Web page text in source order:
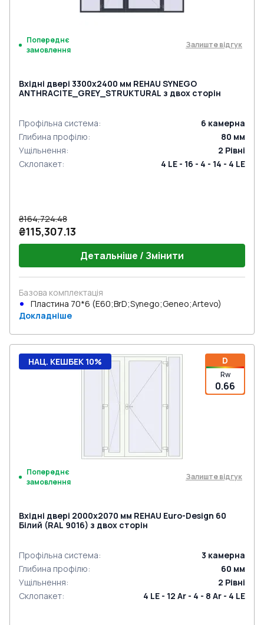
Попереднє
замовлення
Залиште відгук
Вхідні двері 3300x2400 мм REHAU SYNEGO
ANTHRACITE_GREY_STRUKTURAL з двох сторін
Профільна система: 6 камерна
Глибина профілю: 80 мм
Ущільнення: 2 Рівні
Склопакет: 4 LE - 16 - 4 - 14 - 4 LE
₴164,724.48
₴115,307.13
Детальніше / Змінити
Базова комплектація
Пластина 70*6 (E60;BrD;Synego;Geneo;Artevo)
Докладніше
D
Rw
0.66
НАЦ. КЕШБЕК 10%
Попереднє
замовлення
Залиште відгук
Вхідні двері 2000x2070 мм REHAU Euro-Design 60
Білий (RAL 9016) з двох сторін
Профільна система: 3 камерна
Глибина профілю: 60 мм
Ущільнення: 2 Рівні
Склопакет: 4 LE - 12 Ar - 4 - 8 Ar - 4 LE